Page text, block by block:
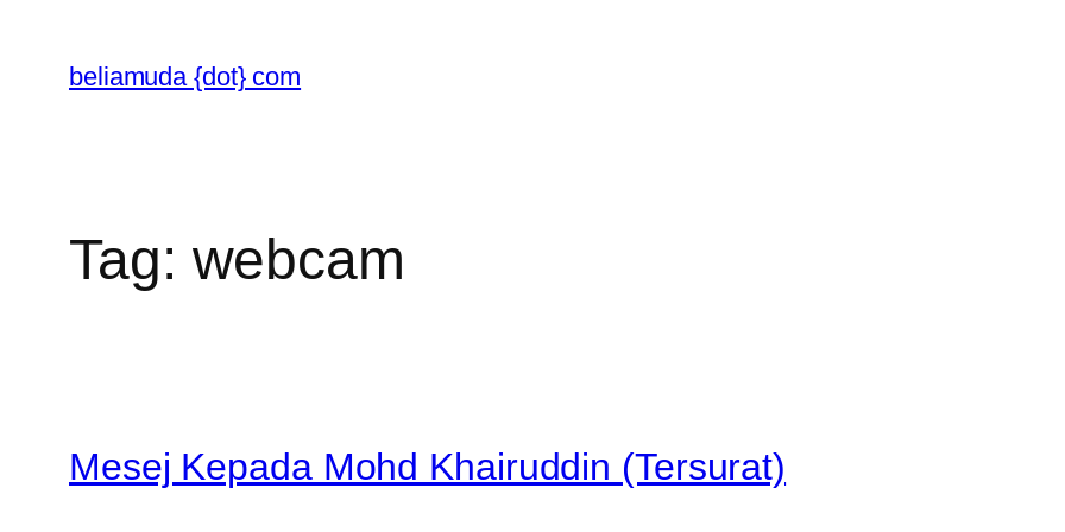
content
beliamuda {dot} com
Tag: webcam
Mesej Kepada Mohd Khairuddin (Tersurat)